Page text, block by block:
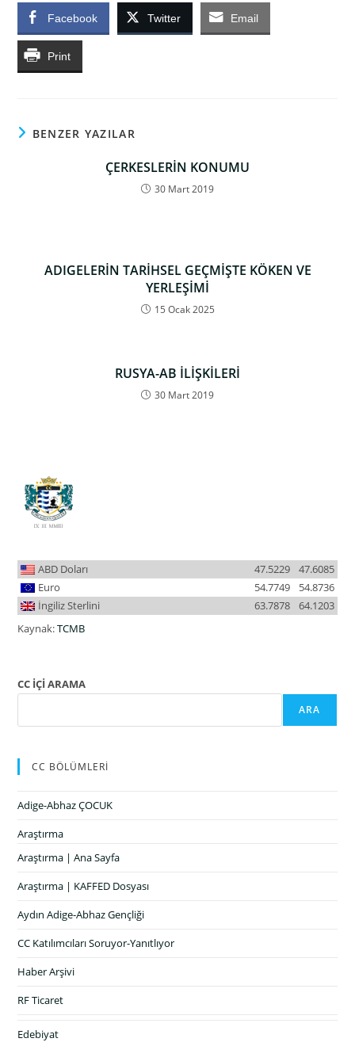
Facebook Twitter Email
Print
BENZER YAZILAR
ÇERKESLERİN KONUMU
30 Mart 2019
ADIGELERİN TARİHSEL GEÇMİŞTE KÖKEN VE
YERLEŞİMİ
15 Ocak 2025
RUSYA-AB İLİŞKİLERİ
30 Mart 2019
ABD Doları 47.6085
47.5229
Euro
54.8736
54.7749
İngiliz Sterlini
64.1203
63.7878
Kaynak:TCMB
CC İÇİ ARAMA
ARA
CC BÖLÜMLERİ
Adige-Abhaz ÇOCUK
Araştırma
Araştırma | Ana Sayfa
Araştırma | KAFFED Dosyası
Aydın Adige-Abhaz Gençliği
CC Katılımcıları Soruyor-Yanıtlıyor
Haber Arşivi
RF Ticaret
Edebiyat